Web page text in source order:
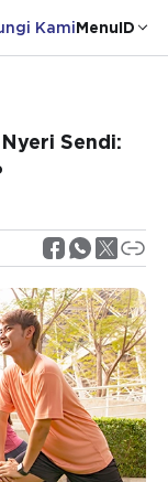
KamiMenuID
Sendi: